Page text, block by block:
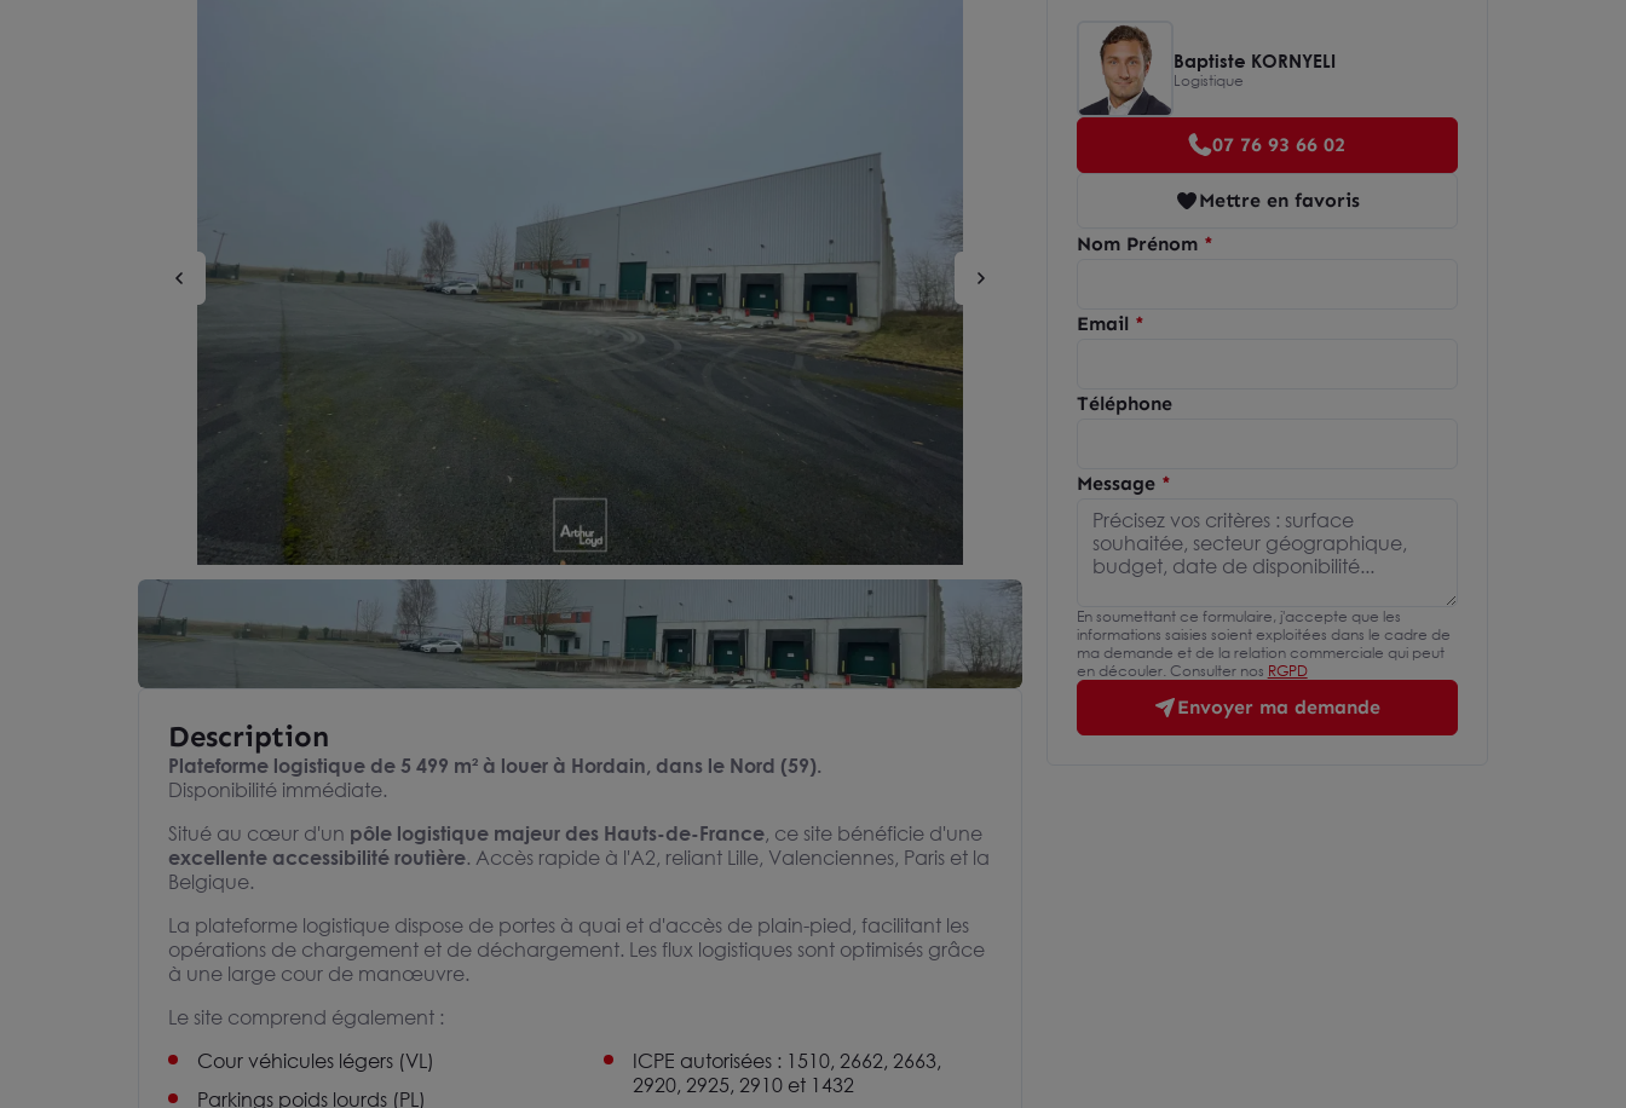
Description
Plateforme logistique de 5 499 m² à louer à Hordain, dans le Nord (59).
Disponibilité immédiate.
Situé au cœur d'un pôle logistique majeur des Hauts-de-France, ce site bénéficie d'une
excellente accessibilité routière. Accès rapide à l'A2, reliant Lille, Valenciennes, Paris et la
Belgique.
La plateforme logistique dispose de portes à quai et d'accès de plain-pied, facilitant les
opérations de chargement et de déchargement. Les flux logistiques sont optimisés grâce
à une large cour de manœuvre.
Le site comprend également :
Cour véhicules légers (VL)
Parkings poids lourds (PL)
ICPE autorisées : 1510, 2662, 2663,
2920, 2925, 2910 et 1432
Baptiste KORNYELI
Logistique
07 76 93 66 02
Mettre en favoris
Nom Prénom
Email
Téléphone
Message
En soumettant ce formulaire, j'accepte que les
informations saisies soient exploitées dans le cadre de
ma demande et de la relation commerciale qui peut
en découler. Consulter nos RGPD
Envoyer ma demande